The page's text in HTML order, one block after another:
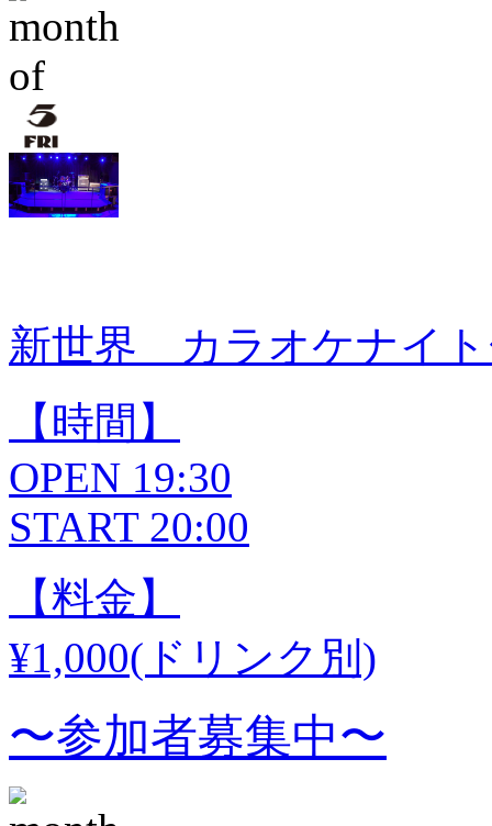
新世界 カラオケナイト
【時間】
OPEN 19:30
START 20:00
【料金】
¥1,000(ドリンク別)
〜参加者募集中〜